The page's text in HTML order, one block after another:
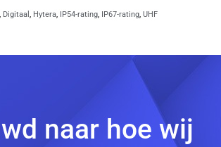
, Digitaal , Hytera, IP54-rating, IP67-rating, UHF
naar hoe wij